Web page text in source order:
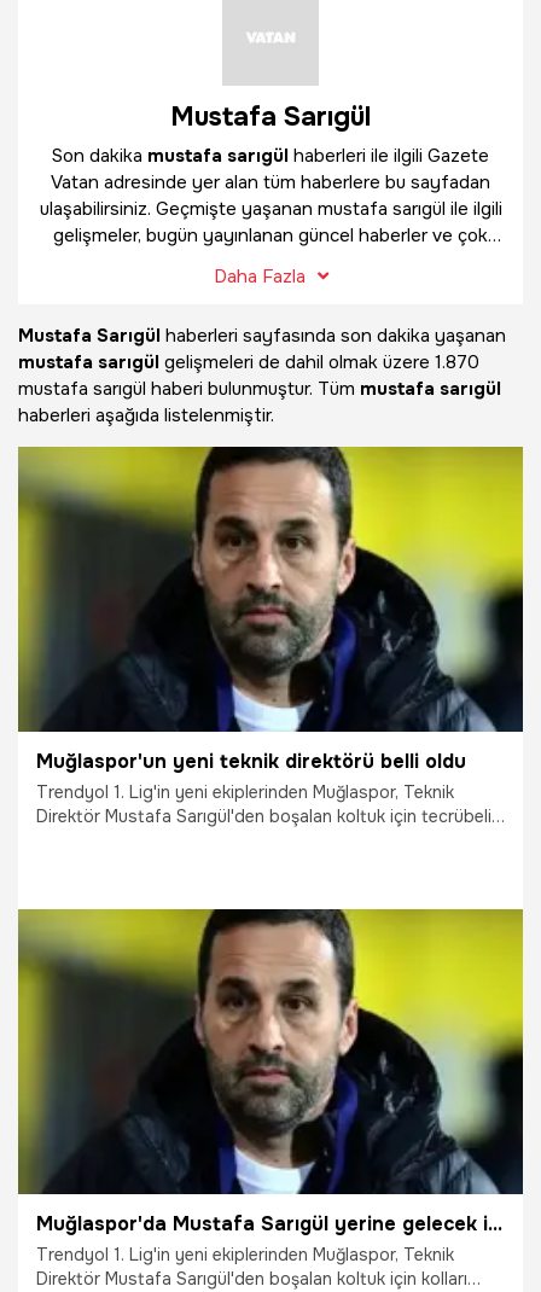
Mustafa Sarıgül
Son dakika mustafa sarıgül haberleri ile ilgili Gazete
Vatan adresinde yer alan tüm haberlere bu sayfadan
ulaşabilirsiniz. Geçmişte yaşanan mustafa sarıgül ile ilgili
gelişmeler, bugün yayınlanan güncel haberler ve çok
bulabilirsiniz.
Daha Fazla
Mustafa Sarıgül haberleri sayfasında son dakika yaşanan
mustafa sarıgül gelişmeleri de dahil olmak üzere 1.870
mustafa sarıgül haberi bulunmuştur. Tüm mustafa sarıgül
haberleri aşağıda listelenmiştir.
Muğlaspor'un yeni teknik direktörü belli oldu
Trendyol 1. Lig'in yeni ekiplerinden Muğlaspor, Teknik
Direktör Mustafa Sarıgül'den boşalan koltuk için tecrübeli
Şampiy10
Muğlaspor'da Mustafa Sarıgül yerine gelecek isim belli oldu
Trendyol 1. Lig'in yeni ekiplerinden Muğlaspor, Teknik
Direktör Mustafa Sarıgül'den boşalan koltuk için kolları